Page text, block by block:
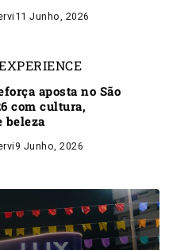
11 Junho, 2026
aposta no São
com cultura,
beleza
9 Junho, 2026